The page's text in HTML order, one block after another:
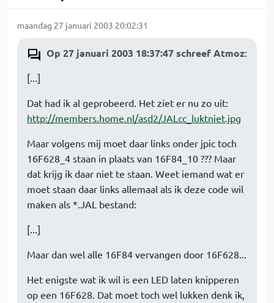
maandag 27 januari 2003 20:02:31
Op 27 januari 2003 18:37:47 schreef Atmoz:
[...]
Dat had ik al geprobeerd. Het ziet er nu zo uit:
http://members.home.nl/asd2/JALcc_luktniet.jpg
Maar volgens mij moet daar links onder jpic toch
16F628_4 staan in plaats van 16F84_10 ??? Maar
dat krijg ik daar niet te staan. Weet iemand wat er
moet staan daar links allemaal als ik deze code wil
maken als *.JAL bestand:
[...]
Maar dan wel alle 16F84 vervangen door 16F628...
Het enigste wat ik wil is een LED laten knipperen
op een 16F628. Dat moet toch wel lukken denk ik,